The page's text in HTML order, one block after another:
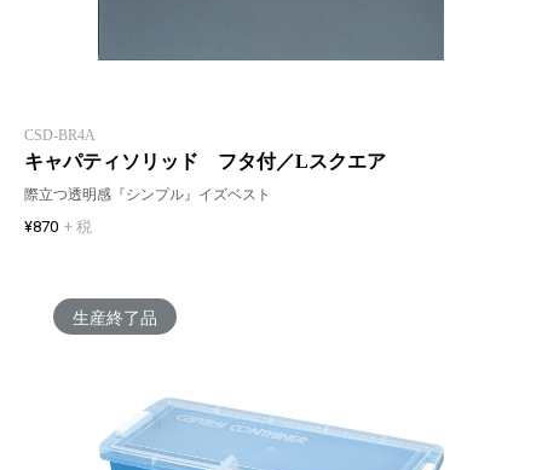
CSD-BR4A
キャパティソリッド フタ付／Lスクエア
際立つ透明感『シンプル』イズベスト
¥870 + 税
生産終了品